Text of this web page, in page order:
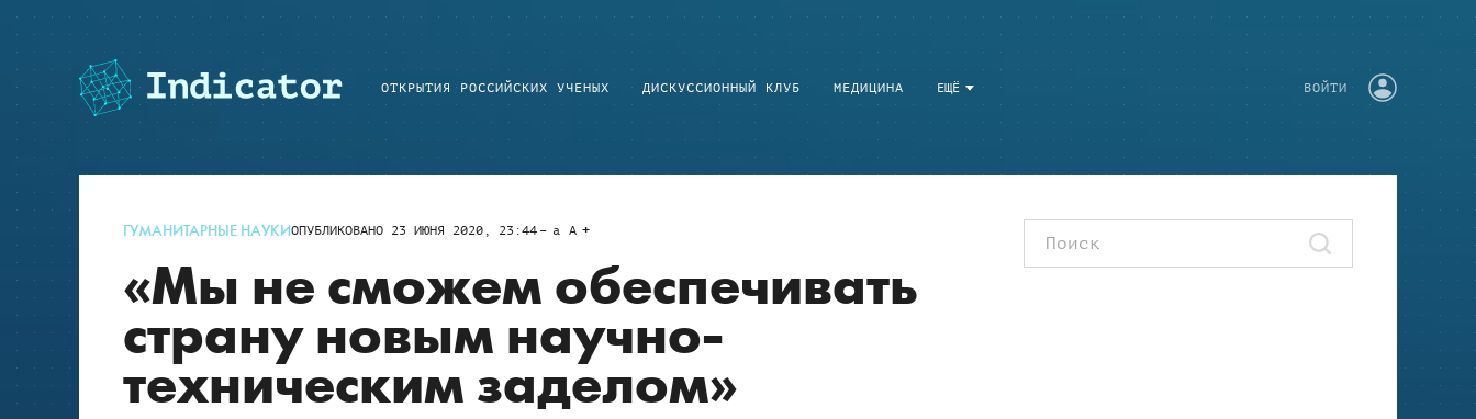
ЕЩЁ
ОТКРЫТИЯ РОССИЙСКИХ УЧЕНЫХ ДИСКУССИОННЫЙ КЛУБ МЕДИЦИНА ВОЙТИ
ГУМАНИТАРНЫЕ НАУКИОПУБЛИКОВАНО 23 ИЮНЯ 2020, 23:44 a A
«Мы не сможем обеспечивать
страну новым научно-
техническим заделом»